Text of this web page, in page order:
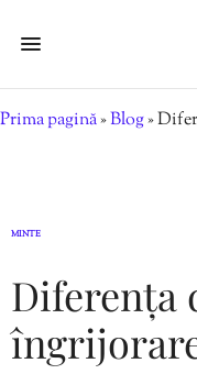
Prima pagină»Blog»
MINTE
Diferența